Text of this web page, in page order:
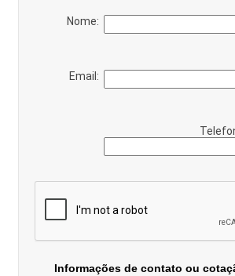
Nome:
Email:
Informações de contato ou